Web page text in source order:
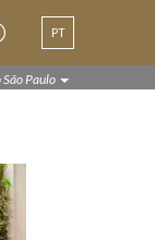
PT
Paulo